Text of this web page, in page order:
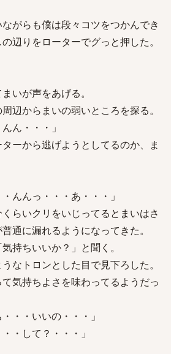
がらも僕は段々コツをつかんでき
辺りをローターでグっと押した。
いが声をあげる。
辺からまいの弱いところを探る。
ん・・・」
ーから逃げようとしてるのか、ま
んんっ・・・あ・・・」
らいクリをいじってるとまいはさ
通に漏れるようになってきた。
持ちいいか？」と聞く。
なトロンとした目で見下ろした。
気持ちよさを味わってるようだっ
・・いいの・・・」
・して？・・・」